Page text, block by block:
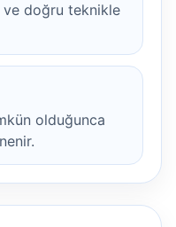
ve doğru teknikle
olduğunca